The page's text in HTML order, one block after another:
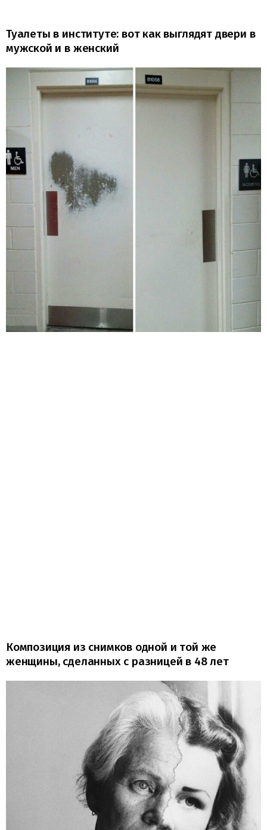
Туалеты в институте: вот как выглядят двери в
мужской и в женский
Композиция из снимков одной и той же
женщины, сделанных с разницей в 48 лет